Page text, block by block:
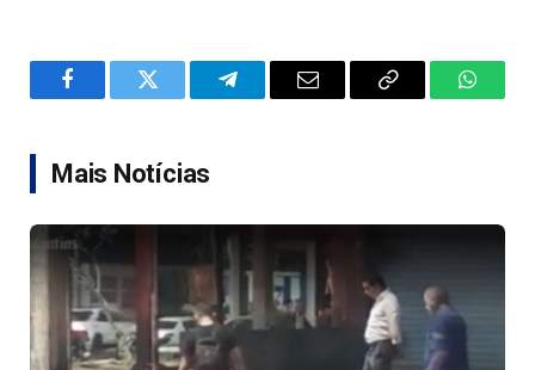
FacebookTwitter TelegramEmail
Copy
Mais Notícias